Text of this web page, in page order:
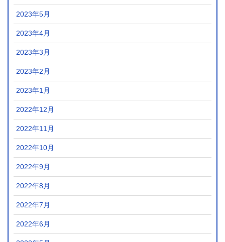
2023年5月
2023年4月
2023年3月
2023年2月
2023年1月
2022年12月
2022年11月
2022年10月
2022年9月
2022年8月
2022年7月
2022年6月